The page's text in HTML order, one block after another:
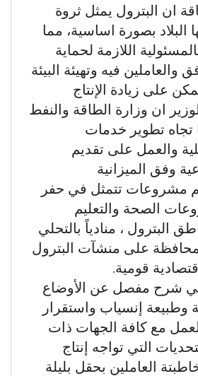
ان البترول يمثل ثروة
البلاد بصورة اساسية، مما
اللازمة لحماية
والعاملين فيه وتهيئة البيئة
على زيادة الإنتاج
ان وزارة الطاقة والنفط
تجاه تطوير خدمات
والعمل على تقديم
وفق الميزانية
مشروعات تتمثل في حفر
الصحة والتعليم
البترول ، منادياً بالتحلي
على منشآت البترول
قومية.
شرح مفصل عن الأوضاع
وطبيعة إنسياب واستقرار
مع كافة الجهات ذات
التي تواجه إنتاج
العاملين بحقل بليلة